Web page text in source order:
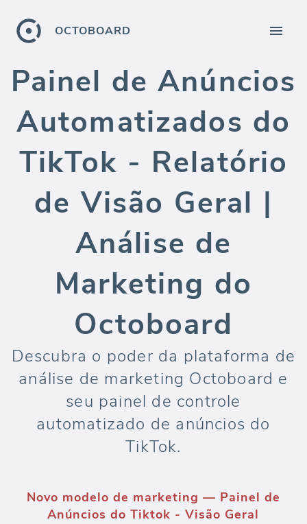
OCTOBOARD
Painel de Anúncios
Automatizados do
TikTok - Relatório
de Visão Geral |
Análise de
Marketing do
Octoboard
Descubra o poder da plataforma de
análise de marketing Octoboard e
seu painel de controle
automatizado de anúncios do
TikTok.
Novo modelo de marketing — Painel de
Anúncios do Tiktok - Visão Geral